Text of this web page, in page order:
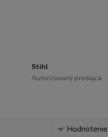
Stihl
Autorizovaný predajca
Hodnotenie